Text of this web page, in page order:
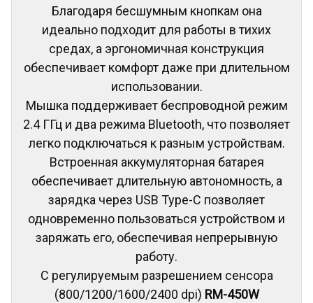
Благодаря бесшумным кнопкам она
идеально подходит для работы в тихих
средах, а эргономичная конструкция
обеспечивает комфорт даже при длительном
использовании.
Мышка поддерживает беспроводной режим
2.4 ГГц и два режима Bluetooth, что позволяет
легко подключаться к разным устройствам.
Встроенная аккумуляторная батарея
обеспечивает длительную автономность, а
зарядка через USB Type-C позволяет
одновременно пользоваться устройством и
заряжать его, обеспечивая непрерывную
работу.
С регулируемым разрешением сенсора
(800/1200/1600/2400 dpi) RM-450W